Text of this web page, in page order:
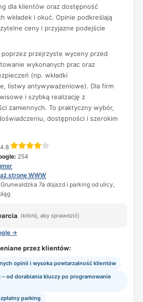
dla klientów oraz dostępność
wkładek i okuć. Opinie podkreślają
ceny i przyjazne podejście
poprzez przejrzyste wyceny przed
wykonanych prac oraz
(np. wkładki
listwy antywyważeniowe). Dla firm
i szybką realizację z
zamiennych. To praktyczny wybór,
dostępności i szerokim
4.8
254
stronę WWW
7a dojazd i parking od ulicy,
(kliknij, aby sprawdzić)
→
przez klientów:
opinii i wysoka powtarzalność klientów
– od dorabiania kluczy po programowanie
parking